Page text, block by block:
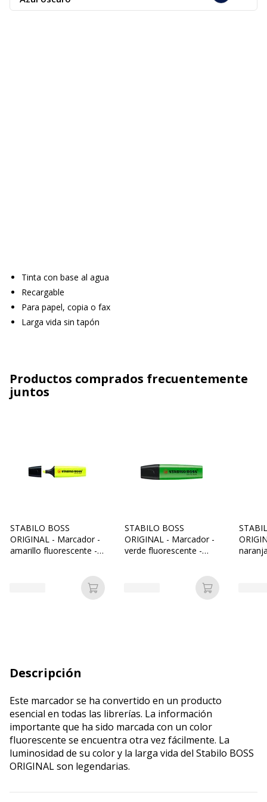
Tinta con base al agua
Recargable
Para papel, copia o fax
Larga vida sin tapón
Productos comprados frecuentemente
juntos
STABILO BOSS
ORIGINAL - Marcador -
amarillo fluorescente -
Añadir a la cesta
STABILO BOSS
ORIGINAL - Marcador -
verde fluorescente -
Añadir a la
Descripción
Este marcador se ha convertido en un producto
esencial en todas las librerías. La información
importante que ha sido marcada con un color
fluorescente se encuentra otra vez fácilmente. La
luminosidad de su color y la larga vida del Stabilo BOSS
ORIGINAL son legendarias.